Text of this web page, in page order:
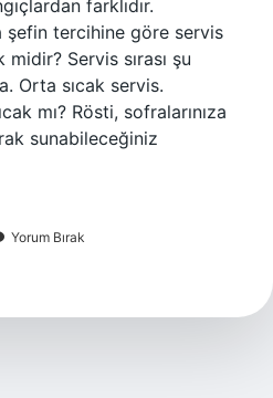
farklıdır.
şefin tercihine göre servis
Servis sırası şu
Orta sıcak servis.
mı? Rösti, sofralarınıza
sunabileceğiniz
Yorum Bırak